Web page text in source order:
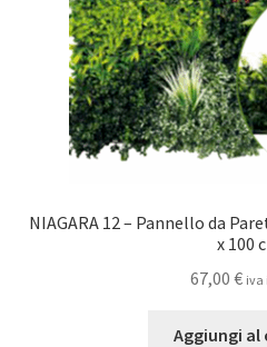
NIAGARA 12 – Pannello da
x 100
67,00 € iva
Aggiungi al